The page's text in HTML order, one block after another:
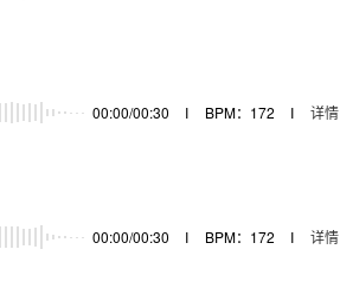
00:00/00:30 I BPM：172 I 详情
00:00/00:30 I BPM：172 I 详情